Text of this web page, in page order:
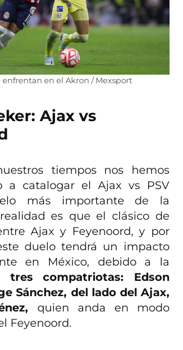
enfrentan en el Akron / Mexsport
Ajax vs
tiempos nos hemos
a catalogar el Ajax vs PSV
más importante de la
es que el clásico de
Ajax y Feyenoord, y por
duelo tendrá un impacto
en México, debido a la
tres compatriotas: Edson
Sánchez, del lado del Ajax,
quien anda en modo
Feyenoord.